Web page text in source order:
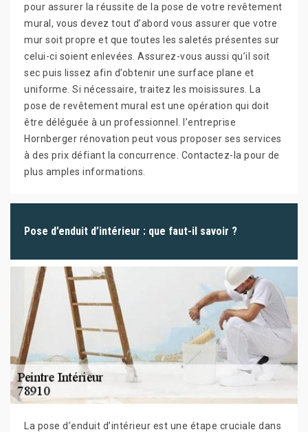
pour assurer la réussite de la pose de votre revêtement
mural, vous devez tout d’abord vous assurer que votre
mur soit propre et que toutes les saletés présentes sur
celui-ci soient enlevées. Assurez-vous aussi qu’il soit
sec puis lissez afin d’obtenir une surface plane et
uniforme. Si nécessaire, traitez les moisissures. La
pose de revêtement mural est une opération qui doit
être déléguée à un professionnel. l’entreprise
Hornberger rénovation peut vous proposer ses services
à des prix défiant la concurrence. Contactez-la pour de
plus amples informations.
Pose d’enduit d’intérieur : que faut-il savoir ?
La pose d’enduit d’intérieur est une étape cruciale dans